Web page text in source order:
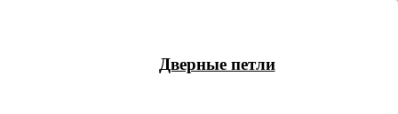
Дверные петли